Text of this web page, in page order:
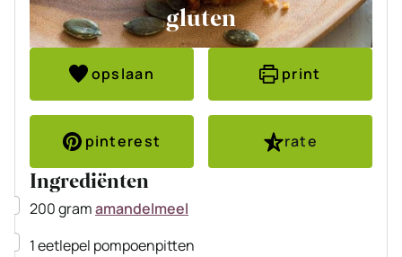
gluten
opslaan print
pinterest rate
Ingrediënten
▢
200gramamandelmeel
▢
1eetlepel pompoenpitten